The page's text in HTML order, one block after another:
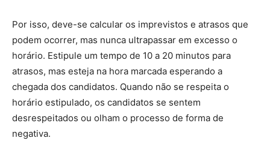
Por isso, deve-se calcular os imprevistos e atrasos que
podem ocorrer, mas nunca ultrapassar em excesso o
horário. Estipule um tempo de 10 a 20 minutos para
atrasos, mas esteja na hora marcada esperando a
chegada dos candidatos. Quando não se respeita o
horário estipulado, os candidatos se sentem
desrespeitados ou olham o processo de forma de
negativa.